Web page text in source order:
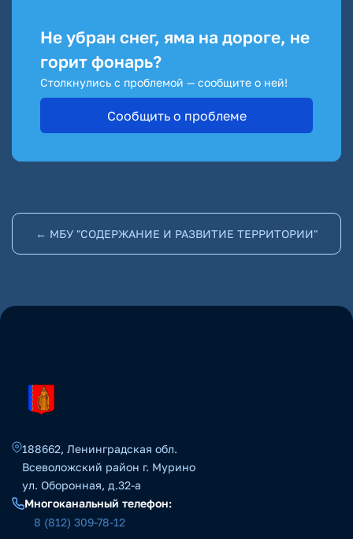
Не убран снег, яма на дороге, не
горит фонарь?
Столкнулись с проблемой — сообщите о ней!
Сообщить о проблеме
← МБУ "СОДЕРЖАНИЕ И РАЗВИТИЕ ТЕРРИТОРИИ"
188662, Ленинградская обл.
Всеволожский район г. Мурино
ул. Оборонная, д.32-а
Многоканальный телефон:
8 (812) 309-78-12